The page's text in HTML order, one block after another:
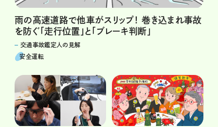
雨の高速道路で他車がスリップ！ 巻き込まれ事故
を防ぐ「走行位置」と「ブレーキ判断」
交通事故鑑定人の見解
安全運転